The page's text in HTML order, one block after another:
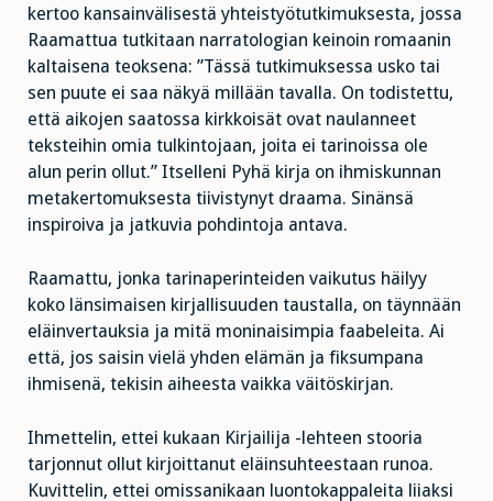
kertoo kansainvälisestä yhteistyötutkimuksesta, jossa
Raamattua tutkitaan narratologian keinoin romaanin
kaltaisena teoksena: ”Tässä tutkimuksessa usko tai
sen puute ei saa näkyä millään tavalla. On todistettu,
että aikojen saatossa kirkkoisät ovat naulanneet
teksteihin omia tulkintojaan, joita ei tarinoissa ole
alun perin ollut.” Itselleni Pyhä kirja on ihmiskunnan
metakertomuksesta tiivistynyt draama. Sinänsä
inspiroiva ja jatkuvia pohdintoja antava.
Raamattu, jonka tarinaperinteiden vaikutus häilyy
koko länsimaisen kirjallisuuden taustalla, on täynnään
eläinvertauksia ja mitä moninaisimpia faabeleita. Ai
että, jos saisin vielä yhden elämän ja fiksumpana
ihmisenä, tekisin aiheesta vaikka väitöskirjan.
Ihmettelin, ettei kukaan Kirjailija -lehteen stooria
tarjonnut ollut kirjoittanut eläinsuhteestaan runoa.
Kuvittelin, ettei omissanikaan luontokappaleita liiaksi